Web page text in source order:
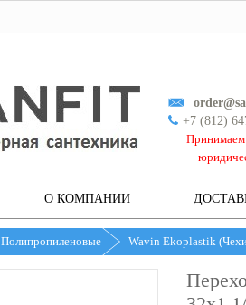
+7 (812)
Принимаем
О КОМПАНИИ
Полипропиленовые Wavin Ekoplastik